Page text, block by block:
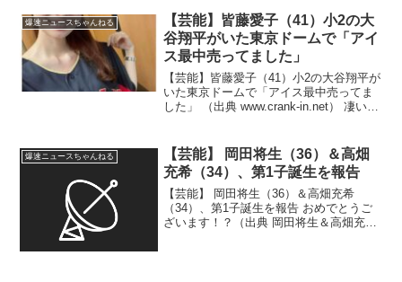
爆速ニュースちゃんねる
【芸能】皆藤愛子（41）小2の大
谷翔平がいた東京ドームで「アイ
ス最中売ってました」
【芸能】皆藤愛子（41）小2の大谷翔平が
いた東京ドームで「アイス最中売ってま
した」 （出典 www.crank-in.net） 凄いめ
「アイス最中売ってました」 最...
爆速ニュースちゃんねる
【芸能】 岡田将生（36）＆高畑
充希（34）、第1子誕生を報告
【芸能】 岡田将生（36）＆高畑充希
（34）、第1子誕生を報告 おめでとうご
ざいます！？（出典 岡田将生＆高畑充